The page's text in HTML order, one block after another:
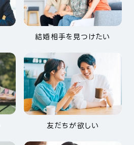
結婚相手を見つけたい
友だちが欲しい